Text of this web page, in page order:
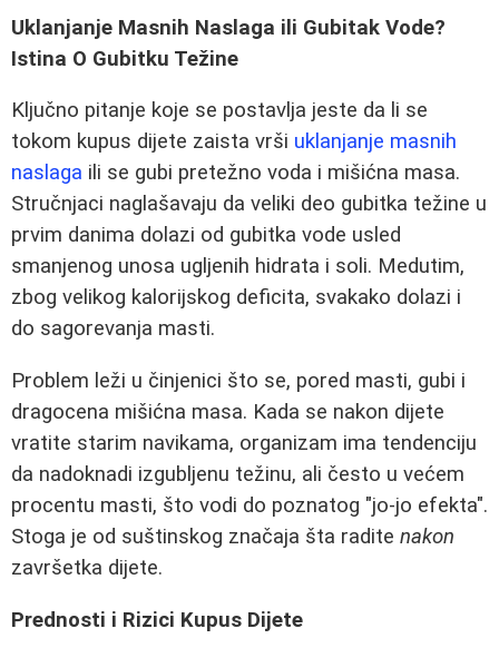
Uklanjanje Masnih Naslaga ili Gubitak Vode?
Istina O Gubitku Težine
Ključno pitanje koje se postavlja jeste da li se
tokom kupus dijete zaista vrši uklanjanje masnih
naslaga ili se gubi pretežno voda i mišićna masa.
Stručnjaci naglašavaju da veliki deo gubitka težine u
prvim danima dolazi od gubitka vode usled
smanjenog unosa ugljenih hidrata i soli. Medutim,
zbog velikog kalorijskog deficita, svakako dolazi i
do sagorevanja masti.
Problem leži u činjenici što se, pored masti, gubi i
dragocena mišićna masa. Kada se nakon dijete
vratite starim navikama, organizam ima tendenciju
da nadoknadi izgubljenu težinu, ali često u većem
procentu masti, što vodi do poznatog "jo-jo efekta".
Stoga je od suštinskog značaja šta radite nakon
završetka dijete.
Prednosti i Rizici Kupus Dijete